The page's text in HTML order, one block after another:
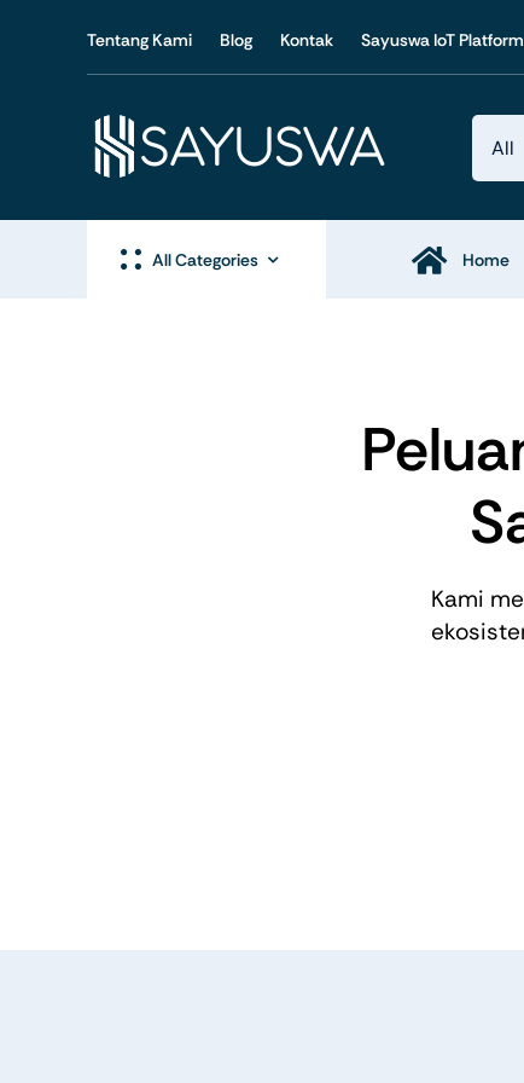
Tentang Kami Blog Kontak Sayuswa IoT Platform
All Categories Home
Kami